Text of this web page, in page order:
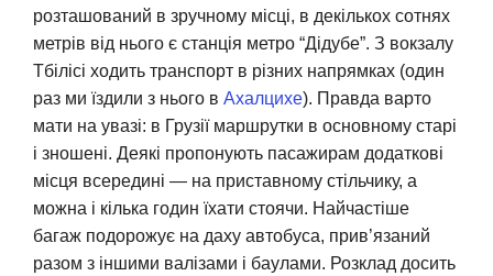
розташований в зручному місці, в декількох сотнях
метрів від нього є станція метро “Дідубе”. З вокзалу
Тбілісі ходить транспорт в різних напрямках (один
раз ми їздили з нього в Ахалцихе). Правда варто
мати на увазі: в Грузії маршрутки в основному старі
і зношені. Деякі пропонують пасажирам додаткові
місця всередині — на приставному стільчику, а
можна і кілька годин їхати стоячи. Найчастіше
багаж подорожує на даху автобуса, прив’язаний
разом з іншими валізами і баулами. Розклад досить